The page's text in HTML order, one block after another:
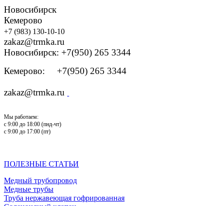
Новосибирск
Кемерово
+7 (983) 130-10-10
zakaz@trmka.ru
Новосибирск: +7(950) 265 3344
Кемерово: +7(950) 265 3344
zakaz@trmka.ru
Мы работаем:
с 9:00 до 18:00 (пнд-чт)
с 9:00 до 17:00 (пт)
ПОЛЕЗНЫЕ СТАТЬИ
Медный трубопровод
Медные трубы
Труба нержавеющая гофрированная